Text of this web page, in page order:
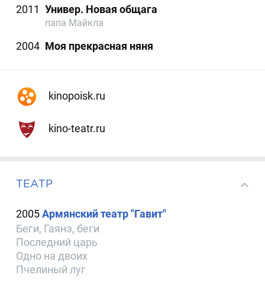
2011 Универ. Новая общага
папа Майкла
2004 Моя прекрасная няня
kinopoisk.ru
kino-teatr.ru
ТЕАТР
2005Армянский театр "Гавит"
Беги, Гаянэ, беги
Последний царь
Одно на двоих
Пчелиный луг